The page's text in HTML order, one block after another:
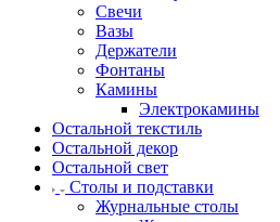
Свечи
Вазы
Держатели
Фонтаны
Камины
Электрокамины
Остальной текстиль
Остальной декор
Остальной свет
Столы и подставки
Журнальные столы